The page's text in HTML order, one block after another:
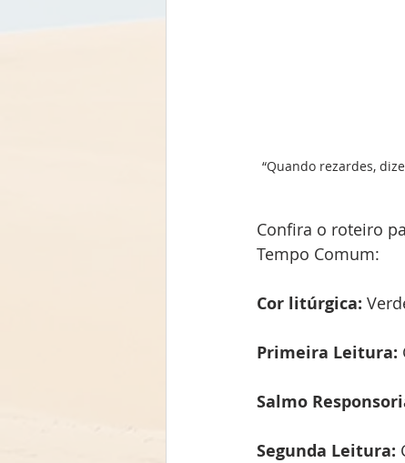
“Quando rezardes,
Confira o roteiro
Tempo Comum:
Cor litúrgica:
Primeira Leitura:
Salmo
Segunda Leitura: